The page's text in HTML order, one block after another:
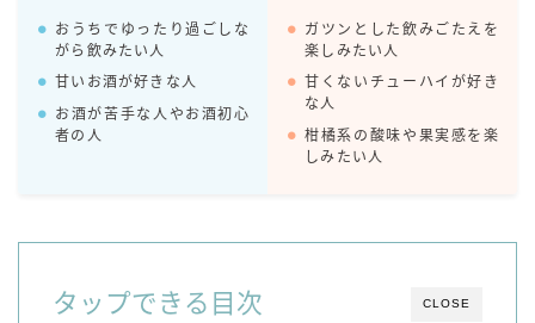
タカラCANチューハイ
宝焼酎のお茶割りシリーズ
寶「丸おろし」
コカ・コーラ
おうちでゆったり過ごしな
がら飲みたい人
甘いお酒が好きな人
お酒が苦手な人やお酒初心
者の人
ガツンとした飲みごたえを
楽しみたい人
甘くないチューハイが好き
な人
柑橘系の酸味や果実感を楽
しみたい人
CLOSE
タップできる目次